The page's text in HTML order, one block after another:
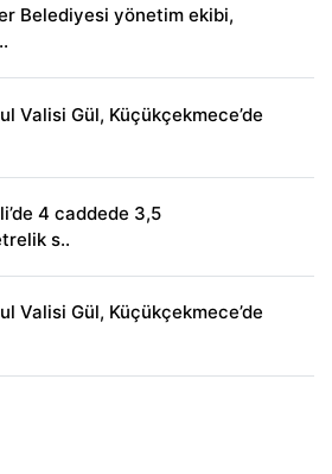
Belediyesi yönetim ekibi,
Valisi Gül, Küçükçekmece’de
4 caddede 3,5
s..
Valisi Gül, Küçükçekmece’de